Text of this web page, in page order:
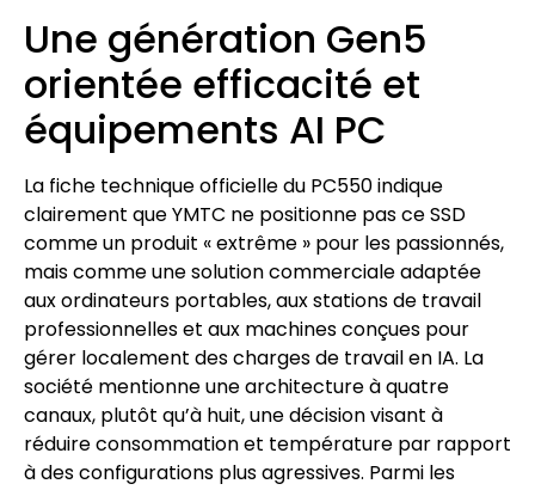
Une génération Gen5
orientée efficacité et
équipements AI PC
La fiche technique officielle du PC550 indique
clairement que YMTC ne positionne pas ce SSD
comme un produit « extrême » pour les passionnés,
mais comme une solution commerciale adaptée
aux ordinateurs portables, aux stations de travail
professionnelles et aux machines conçues pour
gérer localement des charges de travail en IA. La
société mentionne une architecture à quatre
canaux, plutôt qu’à huit, une décision visant à
réduire consommation et température par rapport
à des configurations plus agressives. Parmi les